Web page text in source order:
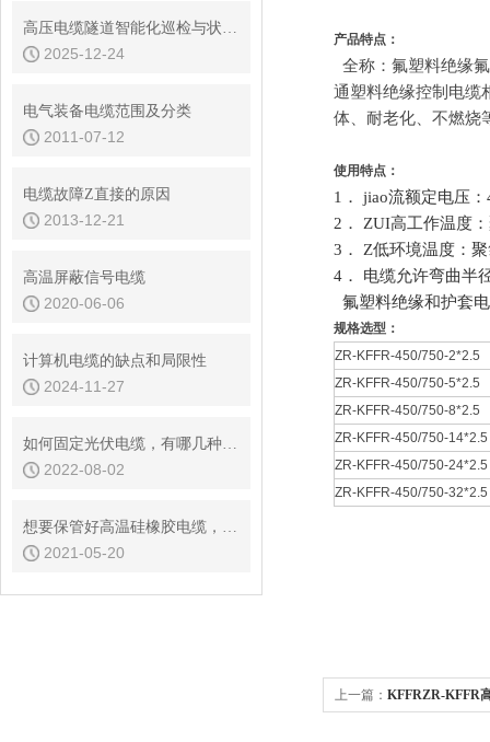
高压电缆隧道智能化巡检与状态检修策略优化
2025-12-24
电气装备电缆范围及分类
2011-07-12
电缆故障Z直接的原因
2013-12-21
高温屏蔽信号电缆
2020-06-06
计算机电缆的缺点和局限性
2024-11-27
如何固定光伏电缆，有哪几种科学的方式？
2022-08-02
想要保管好高温硅橡胶电缆，这些方法怎么可能少
2021-05-20
产品特点：
全称：氟塑料绝缘
通塑料绝缘控制电缆
体、耐老化、不燃烧
使用特点：
1． jiao流额定电压：
2． ZUI高工作温度
3． Z低环境温度：
4 ． 电缆允许弯曲半
氟塑料绝缘和护套
规格选型：
ZR-KFFR-450/750-
ZR-KFFR-450/750-5*2.5
ZR-KFFR-450/750-8*2.5
ZR-KFFR-450/750-14*2.5
ZR-KFFR-450/750-24*2.5
ZR-KFFR-450/750-32*2.5
上一篇： KFFRZR-KFFR